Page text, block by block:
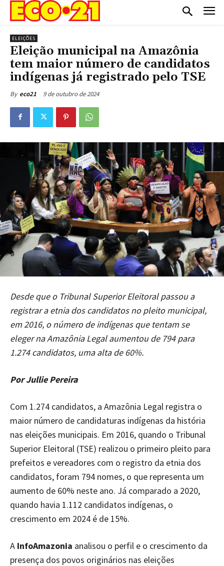
ELEIÇÕES
Eleição municipal na Amazônia
tem maior número de candidatos
indígenas já registrado pelo TSE
By eco21 9 de outubro de 2024
Desde que o Tribunal Superior Eleitoral passou a
registrar a etnia dos candidatos no pleito municipal,
em 2016, o número de indígenas que tentam se
eleger na Amazônia Legal aumentou de 794 para
1.274 candidatos, uma alta de 60%.
Por Jullie Pereira
Com 1.274 candidatos, a Amazônia Legal registra o
maior número de candidaturas indígenas da história
nas eleições municipais. Em 2016, quando o Tribunal
Superior Eleitoral (TSE) realizou o primeiro pleito para
prefeitos e vereadores com o registro da etnia dos
candidatos, foram 794 nomes, o que representa um
aumento de 60% neste ano. Já comparado a 2020,
quando havia 1.112 candidatos indígenas, o
crescimento em 2024 é de 15%.
A InfoAmazonia analisou o perfil e o crescimento da
presença dos povos originários nas eleições